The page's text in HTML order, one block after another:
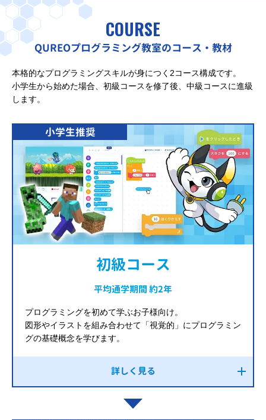
COURSE
QUREOプログラミング教室のコース・教材
本格的なプログラミングスキルが身につく2コース構成です。
小学生から始めた場合、初級コースを修了後、中級コースに進級
します。
小学生推奨
初級コース
平均通学期間 約2年
プログラミングを初めて学ぶお子様向け。
図形やイラストを組み合わせて「視覚的」にプログラミン
グの基礎概念を学びます。
詳しく見る